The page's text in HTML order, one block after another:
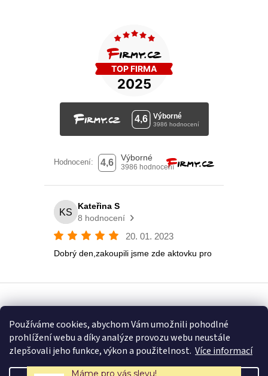
Používáme cookies, abychom Vám umožnili pohodlné
prohlížení webu a díky analýze provozu webu neustále
zlepšovali jeho funkce, výkon a použitelnost. Více informací
Copyright 2026Eshop U Terezky. Všechna práva vyhrazena.
Máme pro vás slevu!